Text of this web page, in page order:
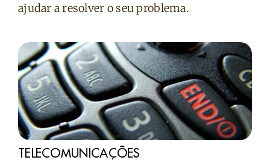
ajudar a resolver o seu problema.
TELECOMUNICAÇÕES